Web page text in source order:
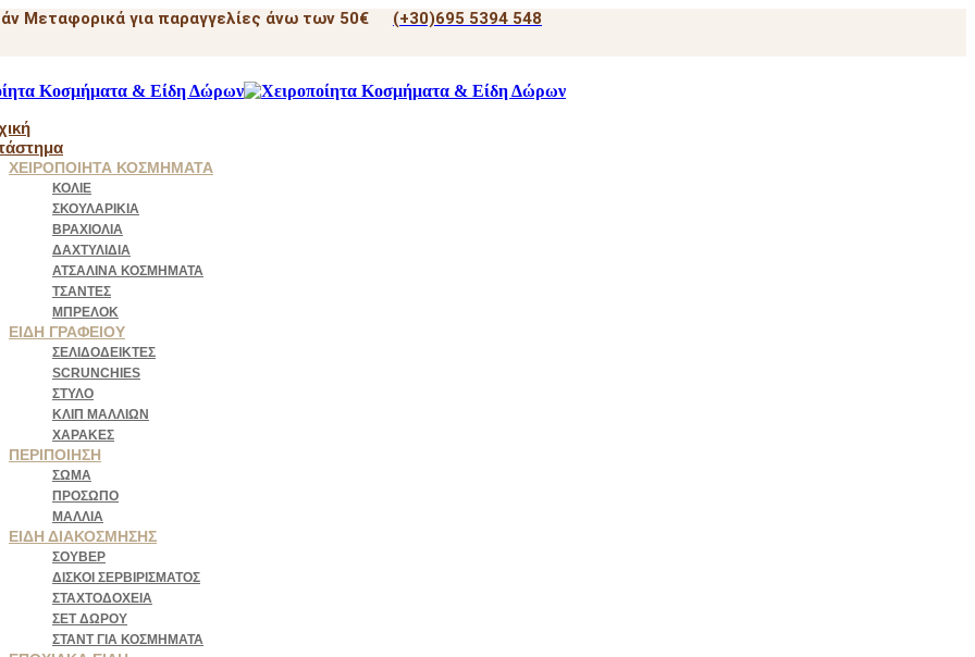
Μεταφορικά για παραγγελίες άνω των 50€ (+30)695 5394 548
ΧΕΙΡΟΠΟΊΗΤΑ ΚΟΣΜΉΜΑΤΑ
ΚΟΛΙΈ
ΣΚΟΥΛΑΡΊΚΙΑ
ΒΡΑΧΙΌΛΙΑ
ΔΑΧΤΥΛΊΔΙΑ
ΑΤΣΆΛΙΝΑ ΚΟΣΜΉΜΑΤΑ
ΤΣΆΝΤΕΣ
ΜΠΡΕΛΌΚ
ΕΊΔΗ ΓΡΑΦΕΊΟΥ
ΣΕΛΙΔΟΔΕΊΚΤΕΣ
SCRUNCHIES
ΣΤΥΛΌ
ΚΛΙΠ ΜΑΛΛΙΏΝ
ΧΆΡΑΚΕΣ
ΠΕΡΙΠΟΊΗΣΗ
ΣΏΜΑ
ΠΡΌΣΩΠΟ
ΜΑΛΛΙΆ
ΕΊΔΗ ΔΙΑΚΌΣΜΗΣΗΣ
ΣΟΥΒΈΡ
ΔΊΣΚΟΙ ΣΕΡΒΙΡΊΣΜΑΤΟΣ
ΣΤΑΧΤΟΔΟΧΕΊΑ
ΣΕΤ ΔΏΡΟΥ
ΣΤΑΝΤ ΓΙΑ ΚΟΣΜΉΜΑΤΑ